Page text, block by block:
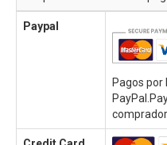
Paypal
Pagos por